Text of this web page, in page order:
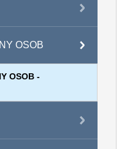
OSOB
OSOB -